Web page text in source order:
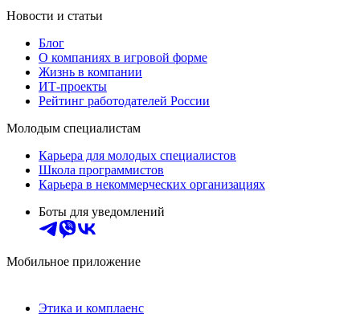
Новости и статьи
Блог
О компаниях в игровой форме
Жизнь в компании
ИТ-проекты
Рейтинг работодателей России
Молодым специалистам
Карьера для молодых специалистов
Школа программистов
Карьера в некоммерческих организациях
Боты для уведомлений
Мобильное приложение
Этика и комплаенс